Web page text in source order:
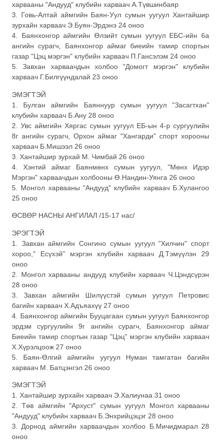
харвааны "Андууд" клубийн харваач А.Түвшинбаяр
3. Говь-Алтай аймгийн Баян-Уул сумын уугуул Хантайшир
зурхайн харваач Э.Буян-Эрдэнэ 24 оноо
4. Баянхонгор аймгийн Өлзийт сумын уугуул ЕБС-ийн 6а
ангийн сурагч, Баянхонгор аймаг биеийн тамир спортын
газар "Цэц мэргэн" клубийн харваач П.Гансэлэм 24 оноо
5. Завхан харваачдын холбоо "Домогт мэргэн" клубийн
харваач Г.Билгүүндалай 23 оноо
ЭМЭГТЭЙ
1. Булган аймгийн Баяннуур сумын уугуул "Засагтхан"
клубийн харваач Б.Ану 28 оноо
2. Увс аймгийн Хяргас сумын уугуул ЕБ-ын 4-р сургуулийн
8г ангийн сурагч, Орхон аймаг "Хангарди" спорт хорооны
харваач Б.Мишээл 26 оноо
3. Хантайшир зурхай М. Чимбай 26 оноо
4. Хэнтий аймаг Баянмөнх сумын уугуул, "Мөнх Идэр
Мэргэн" харваачдын холбооны Ө.Нандин-Уянга 26 оноо
5. Монгол харвааны "Андууд" клубийн харваач Б.Хулангоо
25 оноо
ӨСВӨР НАСНЫ АНГИЛАЛ /15-17 нас/
ЭРЭГТЭЙ
1. Завхан аймгийн Сонгино сумын уугуул "Хилчин" спорт
хороо," Есүхэй" мэргэн клубийн харваач Д.Тэмүүлэн 29
оноо
2. Монгол харвааны андууд клубийн харваач Ч.Цэндсүрэн
28 оноо
3. Завхан аймгийн Шилүүстэй сумын уугуул Петровис
багийн харваач Х.Адъяахүү 27 оноо
4. Баянхонгор аймгийн Бууцагаан сумын уугуул Баянхонгор
эрдэм сургуулийн 9г ангийн сурагч, Баянхонгор аймаг
Биеийн тамир спортын газар "Цэц" мэргэн клубийн харваач
Х.Хүрэлцоож 27 оноо
5. Баян-Өлгий аймгийн уугуул Нуман тамгатан багийн
харваач М. Батцэнгэл 26 оноо
ЭМЭГТЭЙ
1. Хантайшир зурхайн харваач Э.Халиунаа 31 оноо
2. Төв аймгийн "Архуст" сумын уугуул Монгол харвааны
"Андууд" клубийн харваач Б.Энхрийцэцэг 28 оноо
3. Дорнод аймгийн харваачдын холбоо Б.Мичидмарал 28
оноо